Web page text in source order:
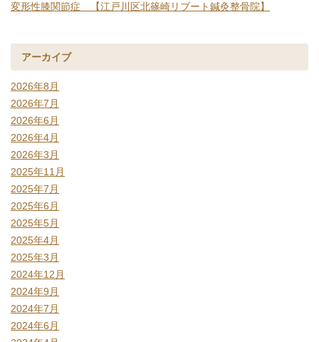
変形性膝関節症 【江戸川区北篠崎リブート鍼灸整骨院】
アーカイブ
2026年8月
2026年7月
2026年6月
2026年4月
2026年3月
2025年11月
2025年7月
2025年6月
2025年5月
2025年4月
2025年3月
2024年12月
2024年9月
2024年7月
2024年6月